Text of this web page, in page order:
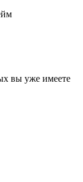
вы уже имеете